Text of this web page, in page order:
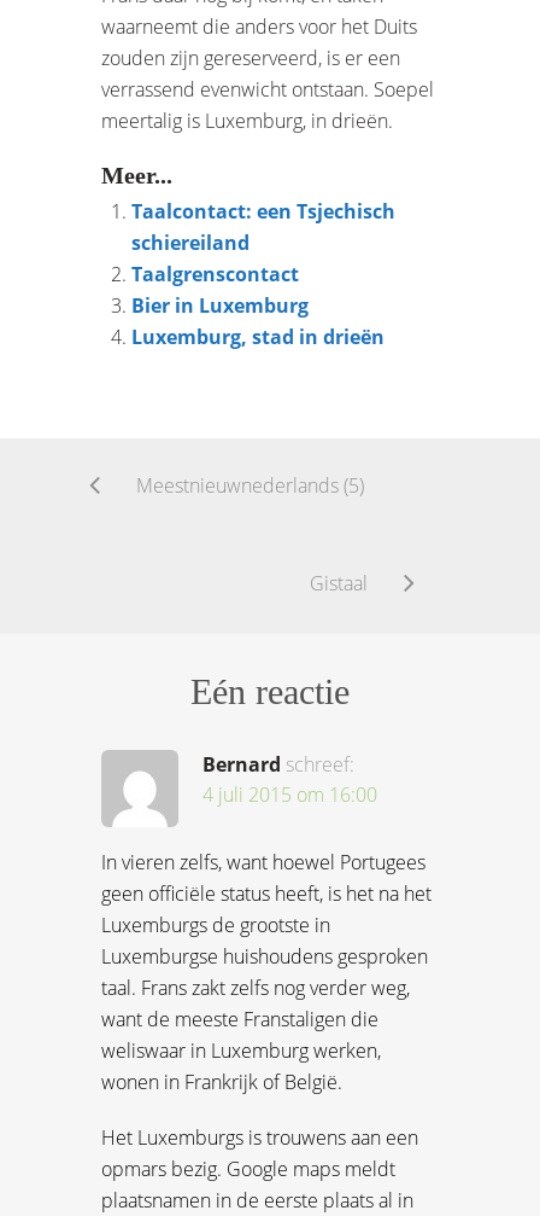
waarneemt die anders voor het Duits
zouden zijn gereserveerd, is er een
verrassend evenwicht ontstaan. Soepel
meertalig is Luxemburg, in drieën.
Meer...
Taalcontact: een Tsjechisch
schiereiland
Taalgrenscontact
Bier in Luxemburg
Luxemburg, stad in drieën
Meestnieuwnederlands (5)
Gistaal
Eén reactie
Bernard schreef:
4 juli 2015 om 16:00
In vieren zelfs, want hoewel Portugees
geen officiële status heeft, is het na het
Luxemburgs de grootste in
Luxemburgse huishoudens gesproken
taal. Frans zakt zelfs nog verder weg,
want de meeste Franstaligen die
weliswaar in Luxemburg werken,
wonen in Frankrijk of België.
Het Luxemburgs is trouwens aan een
opmars bezig. Google maps meldt
plaatsnamen in de eerste plaats al in